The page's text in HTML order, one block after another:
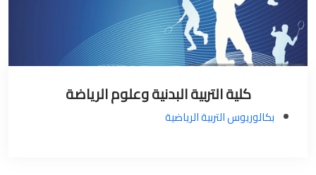
كلية التربية البدنية وعلوم الرياضة
بكالوريوس التربية الرياضية